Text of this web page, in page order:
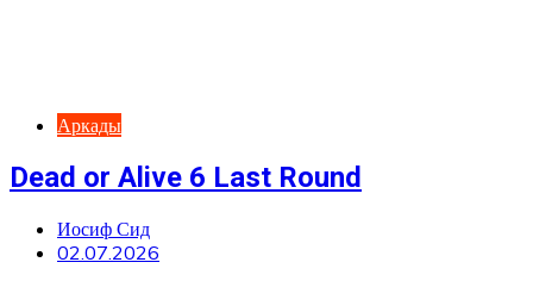
Аркады
Dead or Alive 6 Last Round
Иосиф Сид
02.07.2026